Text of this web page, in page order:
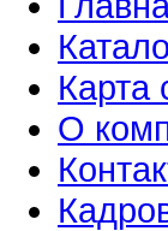
Карта
О